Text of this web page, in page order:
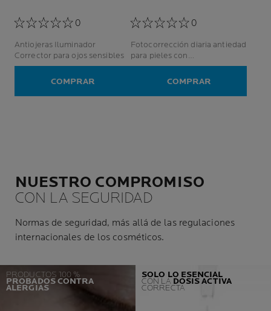
0
Antiojeras Iluminador
Corrector para ojos sensibles
COMPRAR
0
Fotocorrección diaria antiedad
para pieles con
hiperpigmentación y manchas
COMPRAR
NUESTRO COMPROMISO
CON LA SEGURIDAD
Normas de seguridad, más allá de las regulaciones
internacionales de los cosméticos.
PRODUCTOS 100 %
PROBADOS CONTRA
ALERGIAS
SOLO LO ESENCIAL
CON LA DOSIS ACTIVA
CORRECTA